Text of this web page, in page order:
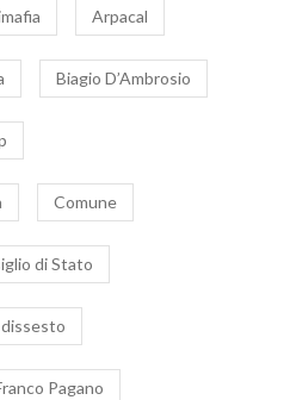
Arpacal
Biagio D’Ambrosio
Comune
di Stato
dissesto
Pagano